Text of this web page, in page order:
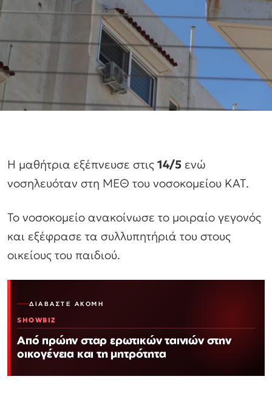
Η μαθήτρια εξέπνευσε στις 14/5 ενώ
νοσηλευόταν στη ΜΕΘ του νοσοκομείου ΚΑΤ.
Το νοσοκομείο ανακοίνωσε το μοιραίο γεγονός
και εξέφρασε τα συλλυπητήριά του στους
οικείους του παιδιού.
ΔΙΑΒΆΣΤΕ ΑΚΌΜΗ
SHOWBIZ
Από πρώην σταρ ερωτικών ταινιών στην
οικογένεια και τη μητρότητα